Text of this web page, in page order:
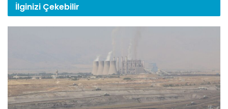
İlginizi Çekebilir